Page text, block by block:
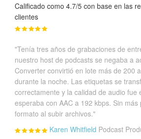
Calificado como 4.7/5 con base en las
clientes
"Tenía tres años de grabaciones de
nuestro host de podcasts se negaba a
Converter convirtió en lote más de 200
durante la noche. Las etiquetas se
correctamente y la calidad de audio fue
esperaba con AAC a 192 kbps. Sin más
formato al subir archivos."
Karen Whitfield Podcast